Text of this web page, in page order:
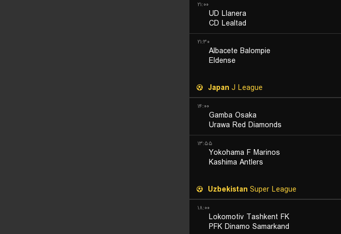
۲۱:۰۰
UD Llanera
CD Lealtad
۲۱:۳۰
Albacete Balompie
Eldense
Japan J League
۱۴:۰۰
Gamba Osaka
Urawa Red Diamonds
۱۳:۵۵
Yokohama F Marinos
Kashima Antlers
Uzbekistan Super League
۱۸:۰۰
Lokomotiv Tashkent FK
PFK Dinamo Samarkand